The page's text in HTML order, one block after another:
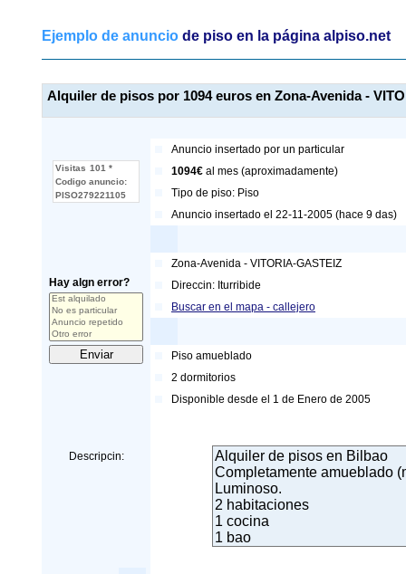
Ejemplo de anuncio de piso en la página alpiso.net
Alquiler de pisos por 1094 euros en Zona-Avenida -
Visitas 101 *
Codigo anuncio:
PISO279221105
Anuncio insertado por un particular
1094€ al mes (aproximadamente)
Tipo de piso: Piso
Anuncio insertado el 22-11-2005 (hace 9 das)
Zona-Avenida - VITORIA-GASTEIZ
Hay algn error?
Direccin: Iturribide
Buscar en el mapa - callejero
Piso amueblado
2 dormitorios
Disponible desde el 1 de Enero de 2005
Descripcin: